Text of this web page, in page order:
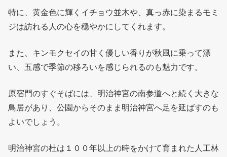
特に、黄金色に輝くイチョウ並木や、真っ赤に染まるモミ
ジは訪れる人の心を穏やかにしてくれます。
また、キンモクセイの甘く優しい香りが秋風に乗って漂
い、五感で季節の移ろいを感じられるのも魅力です。
原宿門のすぐそばには、明治神宮の南参道へと続く大きな
鳥居があり、公園からそのまま明治神宮へ足を延ばすのも
よいでしょう。
明治神宮の杜は１００年以上の時をかけて育まれた人工林